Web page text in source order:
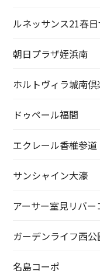
ルネッサンス21春
朝日プラザ姪浜南
ホルトヴィラ城南倶
ドゥペール福間
エクレール香椎参道
サンシャイン大濠
アーサー室見リバー
ガーデンライフ西公
名島コーポ